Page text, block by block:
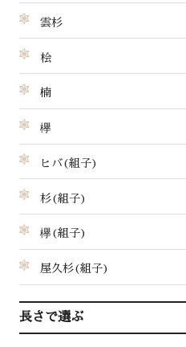
雲杉
桧
楠
欅
ヒバ(組子)
杉(組子)
欅(組子)
屋久杉(組子)
長さで選ぶ